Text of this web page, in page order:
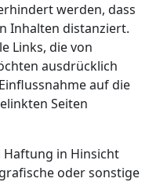
werden, dass
Inhalten distanziert.
Links, die von
ausdrücklich
auf die
Seiten
in Hinsicht
oder sonstige